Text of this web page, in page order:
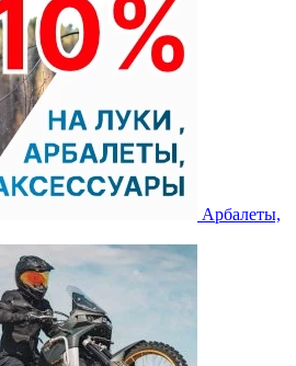
Арбалеты,